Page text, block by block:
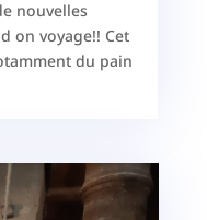
nouvelles
on voyage!! Cet
du pain